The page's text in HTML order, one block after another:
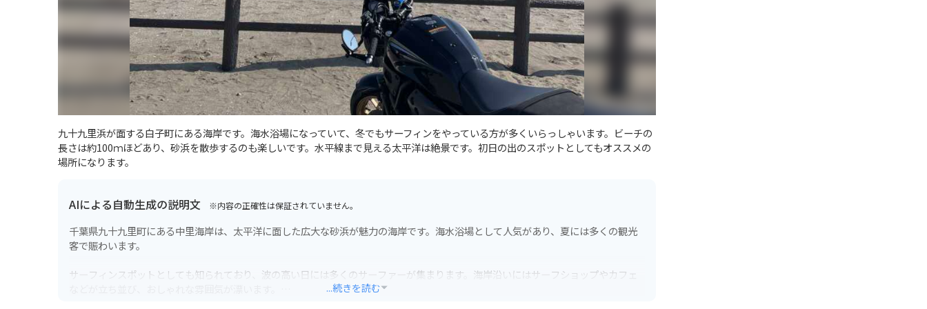
九十九里浜が面する白子町にある海岸です。海水浴場になっていて、冬でもサーフィンをやっている方が多くいらっしゃいます。ビーチの
長さは約100ｍほどあり、砂浜を散歩するのも楽しいです。水平線まで見える太平洋は絶景です。初日の出のスポットとしてもオススメの
場所になります。
AIによる自動生成の説明文 ※内容の正確性は保証されていません。
千葉県九十九里町にある中里海岸は、太平洋に面した広大な砂浜が魅力の海岸です。海水浴場として人気があり、夏には多くの観光
客で賑わいます。
サーフィンスポットとしても知られており、波の高い日には多くのサーファーが集まります。海岸沿いにはサーフショップやカフェ
...続きを読む